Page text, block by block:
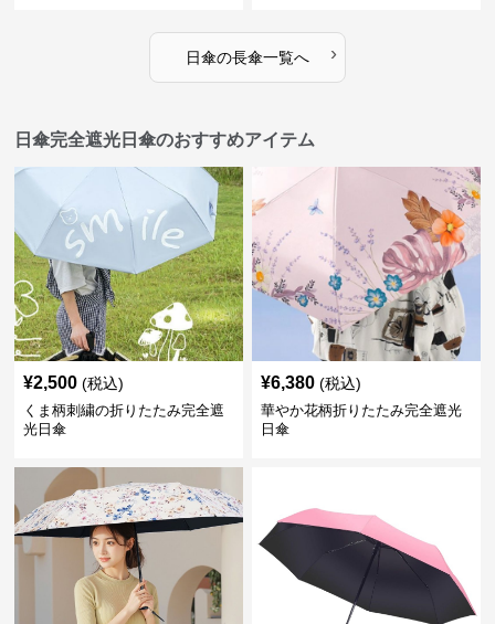
日傘の長傘一覧へ ›
日傘完全遮光日傘のおすすめアイテム
¥2,500 (税込)
くま柄刺繍の折りたたみ完全遮
光日傘
¥6,380 (税込)
華やか花柄折りたたみ完全遮光
日傘